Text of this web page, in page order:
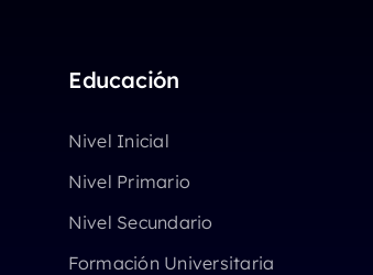
Educación
Nivel Inicial
Nivel Primario
Nivel Secundario
Formación Universitaria